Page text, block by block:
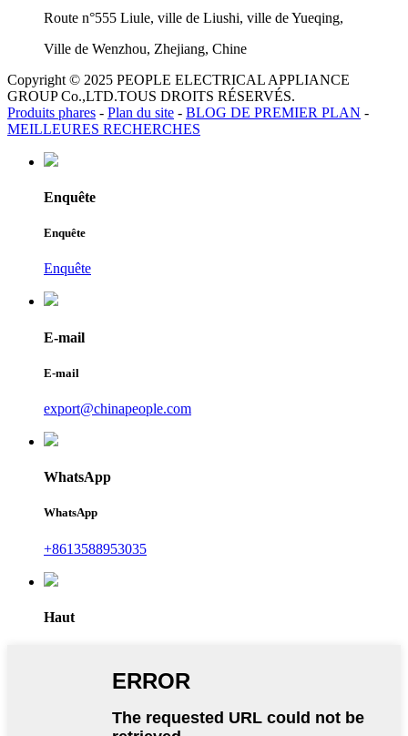
Route n°555 Liule, ville de Liushi, ville de Yueqing,
Ville de Wenzhou, Zhejiang, Chine
Copyright © 2025 PEOPLE ELECTRICAL APPLIANCE
GROUP Co.,LTD.TOUS DROITS RÉSERVÉS.
Produits phares - Plan du site - BLOG DE PREMIER PLAN -
MEILLEURES RECHERCHES
Enquête
Enquête
Enquête
E-mail
E-mail
export@chinapeople.com
WhatsApp
WhatsApp
+8613588953035
Haut